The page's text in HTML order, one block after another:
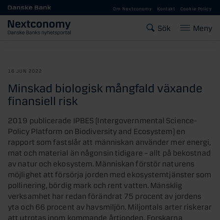
Gå till huvudinnehåll
Om Nextconomy Kontakt Cookie Policy
Sök Meny
16 JUN 2022
Minskad biologisk mångfald växande
finansiell risk
2019 publicerade IPBES (Intergovernmental Science-
Policy Platform on Biodiversity and Ecosystem) en
rapport som fastslår att människan använder mer energi,
mat och material än någonsin tidigare – allt på bekostnad
av natur och ekosystem. Människan förstör naturens
möjlighet att försörja jorden med ekosystemtjänster som
pollinering, bördig mark och rent vatten. Mänsklig
verksamhet har redan förändrat 75 procent av jordens
yta och 66 procent av havsmiljön. Miljontals arter riskerar
att utrotas inom kommande årtionden. Forskarna